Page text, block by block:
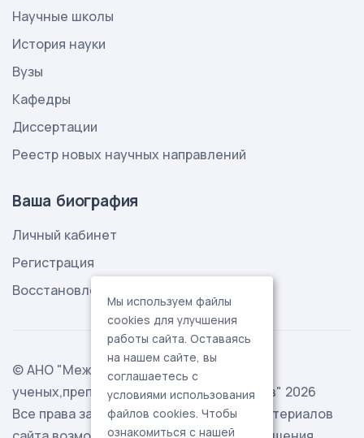
Научные школы
История науки
Вузы
Кафедры
Диссертации
Реестр новых научных направлений
Ваша биография
Личный кабинет
Регистрация
Восстановление пароля
© АНО "Международная ассоциация
ученых,преподавателей и специалистов" 2026
Все права защищены. Использование материалов
Мы используем файлы
cookies для улучшения
работы сайта. Оставаясь
на нашем сайте, вы
соглашаетесь с
условиями использования
файлов cookies. Чтобы
ознакомиться с нашей